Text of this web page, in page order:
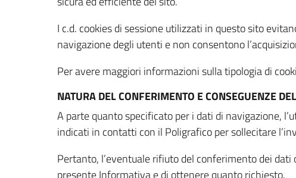
I c.d. cookies di sessione utilizzati in questo sito
navigazione degli utenti e non consentono
Per avere maggiori informazioni sulla tipologia di
NATURA DEL CONFERIMENTO E CONSEGUENZE
A parte quanto specificato per i dati di navigazione,
indicati in contatti con il Poligrafico per sollecitare
Pertanto, l’eventuale rifiuto del conferimento dei
presente Informativa e di ottenere quanto richiesto.